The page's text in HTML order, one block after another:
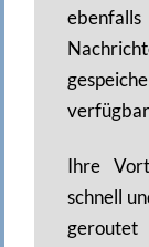
Ihre
schnell